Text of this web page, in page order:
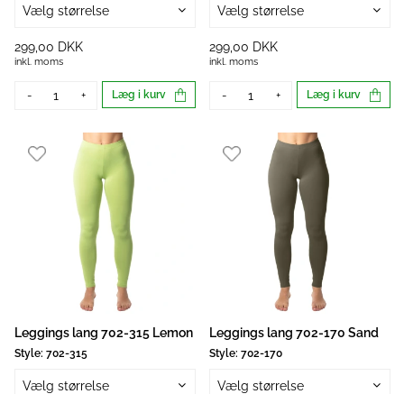
Vælg størrelse
299,00 DKK
inkl. moms
- + Læg i kurv
Vælg størrelse
299,00 DKK
inkl. moms
- + Læg i kurv
Leggings lang 702-315 Lemon
Style: 702-315
Vælg størrelse
Leggings lang 702-170 Sand
Style: 702-170
Vælg størrelse